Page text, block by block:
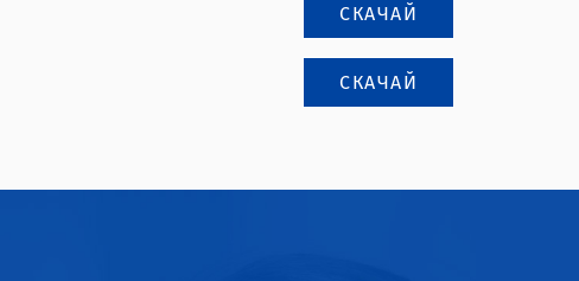
СКАЧАЙ
СКАЧАЙ